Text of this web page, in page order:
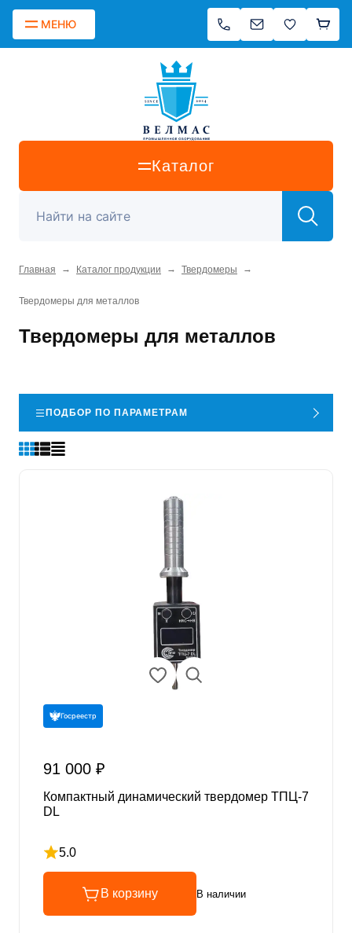
МЕНЮ
Каталог
Главная → Каталог продукции → Твердомеры →
Твердомеры для металлов
Твердомеры для металлов
ПОДБОР ПО ПАРАМЕТРАМ
Госреестр
91 000 ₽
Компактный динамический твердомер ТПЦ-7
DL
5.0
Рейтинг 5 из 5
В корзину В наличии